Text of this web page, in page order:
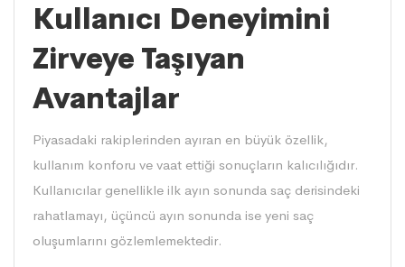
Kullanıcı Deneyimini
Zirveye Taşıyan
Avantajlar
Piyasadaki rakiplerinden ayıran en büyük özellik,
kullanım konforu ve vaat ettiği sonuçların kalıcılığıdır.
Kullanıcılar genellikle ilk ayın sonunda saç derisindeki
rahatlamayı, üçüncü ayın sonunda ise yeni saç
oluşumlarını gözlemlemektedir.